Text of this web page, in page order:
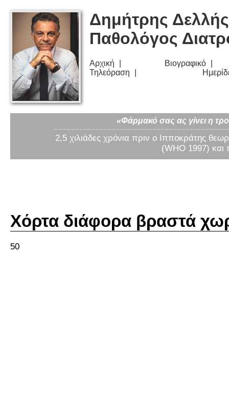
Δημήτρης
Παθολόγος
Αρχική
Βιογραφικό
Τηλεόραση
«Φάρμακό σας ας γίνει η
2,5 χιλιάδες χρόνια πριν ο Ιπποκράτης
(WHO 1997) και
Χόρτα διάφορα βραστά
50